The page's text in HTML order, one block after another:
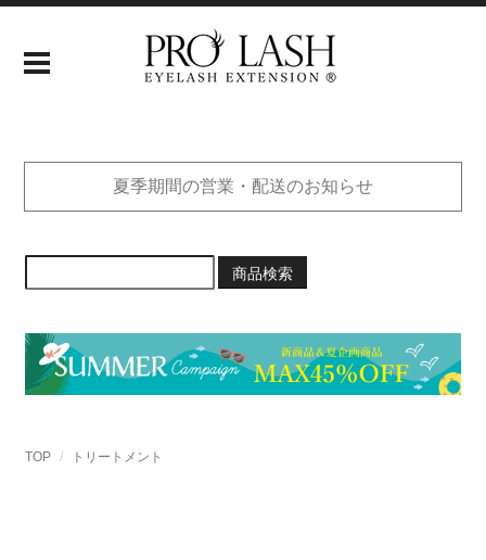
夏季期間の営業・配送のお知らせ
商品検索
TOP トリートメント